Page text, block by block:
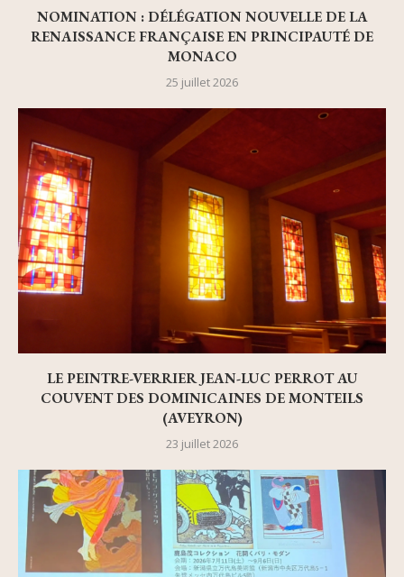
NOMINATION : DÉLÉGATION NOUVELLE DE LA
RENAISSANCE FRANÇAISE EN PRINCIPAUTÉ DE
MONACO
25 juillet 2026
LE PEINTRE-VERRIER JEAN-LUC PERROT AU
COUVENT DES DOMINICAINES DE MONTEILS
(AVEYRON)
23 juillet 2026